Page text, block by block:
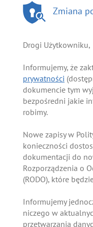
Zmiana
Drogi Użytkowniku,
Informujemy, że
prywatności
dokumencie tym
bezpośredni jakie
robimy.
Nowe zapisy w
konieczności
dokumentacji do
Rozporządzenia o
(RODO), które
Informujemy
niczego w
przetwarzania